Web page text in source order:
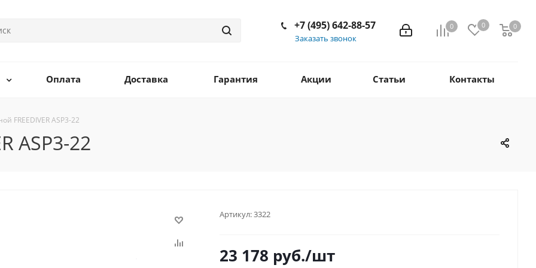
0 0 0
+7 (495) 642-88-57
Заказать звонок
Оплата Доставка Гарантия Акции Статьи Контакты
FREEDIVER ASP3-22
ASP3-22
Артикул:3322
23 178 руб./шт